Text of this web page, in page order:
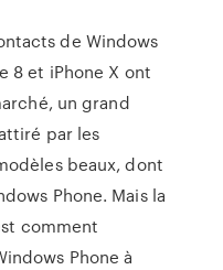
de Windows
8 et iPhone X ont
un grand
par les
beaux, dont
Phone. Mais la
comment
Phone à